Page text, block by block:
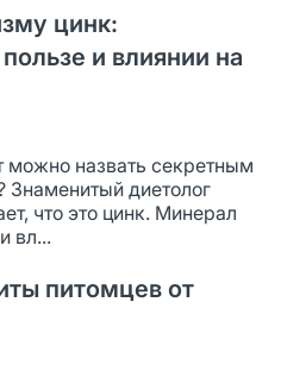
цинк:
и влиянии на
можно назвать секретным
Знаменитый диетолог
что это цинк. Минерал
вл...
питомцев от